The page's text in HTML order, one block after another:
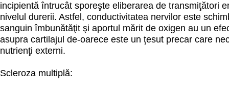
incipientă întrucât sporeşte eliberarea de transmiţători
nivelul durerii. Astfel, conductivitatea nervilor este
sanguin îmbunătăţit şi aportul mărit de oxigen au un
asupra cartilajul de-oarece este un ţesut precar care
nutrienţi externi.
Scleroza multiplă: